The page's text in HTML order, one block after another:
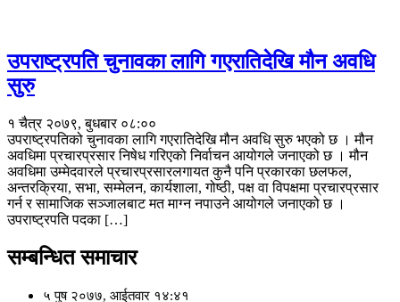
उपराष्ट्रपति चुनावका लागि गएरातिदेखि मौन अवधि
सुरु
१ चैत्र २०७९, बुधबार ०८:००
उपराष्ट्रपतिको चुनावका लागि गएरातिदेखि मौन अवधि सुरु भएको छ । मौन
अवधिमा प्रचारप्रसार निषेध गरिएको निर्वाचन आयोगले जनाएको छ । मौन
अवधिमा उम्मेदवारले प्रचारप्रसारलगायत कुनै पनि प्रकारका छलफल,
अन्तरक्रिया, सभा, सम्मेलन, कार्यशाला, गोष्ठी, पक्ष वा विपक्षमा प्रचारप्रसार
गर्न र सामाजिक सञ्जालबाट मत माग्न नपाउने आयोगले जनाएको छ ।
उपराष्ट्रपति पदका […]
सम्बन्धित समाचार
५ पुष २०७७, आईतवार १४:४१